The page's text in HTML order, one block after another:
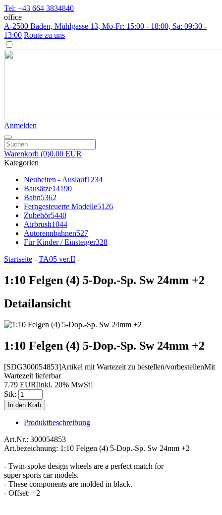
Tel: +43 664 3834840
office
A-2500 Baden, Mühlgasse 13, Mo-Fr: 15:00 - 18:00, Sa: 09:30 -
13:00 Route zu uns
Anmelden
Warenkorb (0)0.00 EUR
Kategorien
Neuheiten - Auslauf1234
Bausätze14190
Bahn5362
Ferngesteuerte Modelle5126
Zubehör5440
Airbrush1044
Autorennbahnen527
Für Kinder / Einsteiger328
Startseite - TA05 ver.II -
1:10 Felgen (4) 5-Dop.-Sp. Sw 24mm +2
Detailansicht
1:10 Felgen (4) 5-Dop.-Sp. Sw 24mm +2
[SDG300054853]Artikel mit Wartezeit zu bestellen/vorbestellenMit
Wartezeit lieferbar
7.79 EUR[inkl. 20% MwSt]
Stk:
Produktbeschreibung
Art.Nr.: 300054853
Art.bezeichnung: 1:10 Felgen (4) 5-Dop.-Sp. Sw 24mm +2
- Twin-spoke design wheels are a perfect match for
super sports car models.
- These components are molded in black.
- Offset: +2